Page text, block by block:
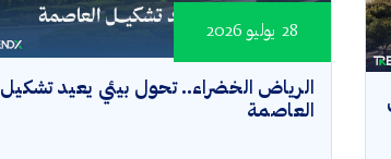
الرياض الخضراء.. تحول بيئي يعيد تشكيل
العاصمة
28 يوليو 2026